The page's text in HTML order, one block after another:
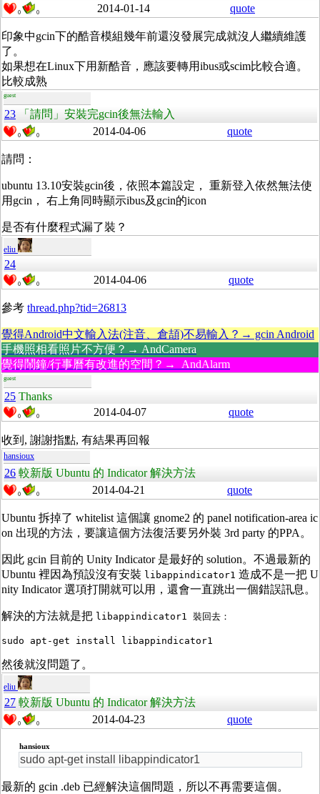
0 0 2014-01-14 quote
印象中gcin下的酷音模組幾年前還沒發展完成就沒人繼續維護
了。
如果想在Linux下用新酷音，應該要轉用ibus或scim比較合適。
比較成熟
guest
23 「請問」安裝完gcin後無法輸入
0 0 2014-04-06 quote
請問：
ubuntu 13.10安裝gcin後，依照本篇設定， 重新登入依然無法使
用gcin， 右上角同時顯示ibus及gcin的icon
是否有什麼程式漏了裝？
eliu
24
0 0 2014-04-06 quote
參考 thread.php?tid=26813
覺得Android中文輸入法(注音、倉頡)不易輸入？→ gcin Android
手機照相看照片不方便？→ AndCamera
覺得鬧鐘/行事曆有改進的空間？→ AndAlarm
guest
25 Thanks
0 0 2014-04-07 quote
收到, 謝謝指點, 有結果再回報
hansioux
26 較新版 Ubuntu 的 Indicator 解決方法
0 0 2014-04-21 quote
Ubuntu 拆掉了 whitelist 這個讓 gnome2 的 panel notification-area ic
on 出現的方法，要讓這個方法復活要另外裝 3rd party 的PPA。
因此 gcin 目前的 Unity Indicator 是最好的 solution。不過最新的
Ubuntu 裡因為預設沒有安裝 libappindicator1 造成不是一把 U
nity Indicator 選項打開就可以用，還會一直跳出一個錯誤訊息。
解決的方法就是把 libappindicator1 裝回去：
sudo apt-get install libappindicator1
然後就沒問題了。
eliu
27 較新版 Ubuntu 的 Indicator 解決方法
0 0 2014-04-23 quote
hansioux
sudo apt-get install libappindicator1
最新的 gcin .deb 已經解決這個問題，所以不再需要這個。